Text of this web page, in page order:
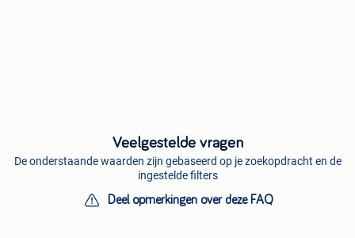
Veelgestelde vragen
De onderstaande waarden zijn gebaseerd op je zoekopdracht en de
ingestelde filters
Deel opmerkingen over deze FAQ